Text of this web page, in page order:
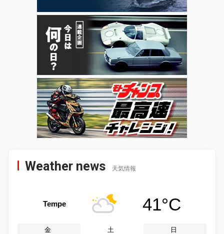
Weather news 天気情報
Tempe 41°C
金 土 日